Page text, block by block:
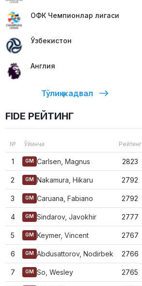
ОФК Чемпионлар лигаси
Ўзбекистон
Англия
Тўлиқ жадвал
FIDE РЕЙТИНГ
№ Ўйинчи Рейтинг
1 GM Carlsen, Magnus 2823
2 GM Nakamura, Hikaru 2792
3 GM Caruana, Fabiano 2792
4 GM Sindarov, Javokhir 2777
5 GM Keymer, Vincent 2767
6 GM Abdusattorov, Nodirbek 2766
7 GM So, Wesley 2765